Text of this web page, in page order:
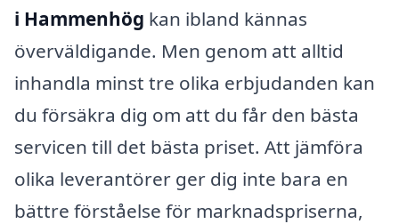
i Hammenhög kan ibland kännas
överväldigande. Men genom att alltid
inhandla minst tre olika erbjudanden kan
du försäkra dig om att du får den bästa
servicen till det bästa priset. Att jämföra
olika leverantörer ger dig inte bara en
bättre förståelse för marknadspriserna,